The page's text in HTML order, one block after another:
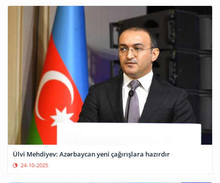
Ülvi Mehdiyev: Azərbaycan yeni çağırışlara hazırdır
24-10-2025